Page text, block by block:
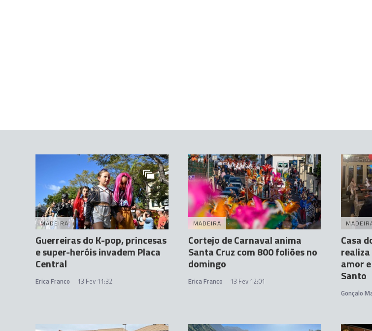
MADEIRA
Guerreiras do K-pop, princesas
e super-heróis invadem Placa
Central
Erica Franco 13 Fev 11:32
MADEIRA
Cortejo de Carnaval anima
Santa Cruz com 800 foliões no
domingo
Erica Franco 13 Fev 12:01
Casa
amor
Santo
Gonçalo